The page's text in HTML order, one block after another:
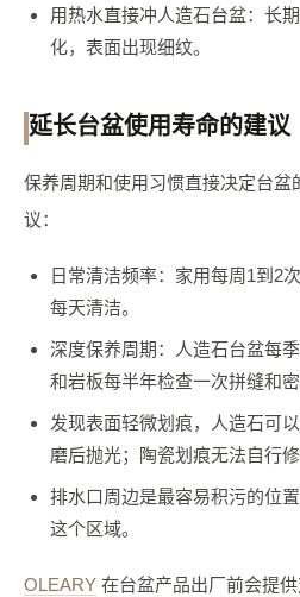
用热水直接冲人造石台盆：长
化，表面出现细纹。
延长台盆使用寿命的建议
保养周期和使用习惯直接决定台盆
议：
日常清洁频率：家用每周1到2
每天清洁。
深度保养周期：人造石台盆每
和岩板每半年检查一次拼缝和密
发现表面轻微划痕，人造石可
磨后抛光；陶瓷划痕无法自行修
排水口周边是最容易积污的位
这个区域。
OLEARY 在台盆产品出厂前会提